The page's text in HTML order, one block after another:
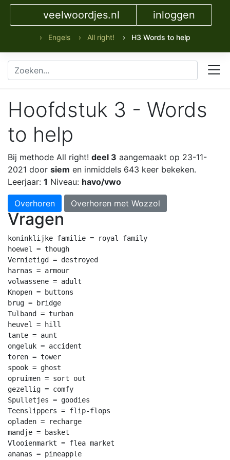
veelwoordjes.nl inloggen
› Engels › All right! › H3 Words to help
Hoofdstuk 3 - Words
to help
Bij methode All right! deel 3 aangemaakt op 23-11-
2021 door siem en inmiddels 643 keer bekeken.
Leerjaar: 1 Niveau: havo/vwo
Overhoren Overhoren met Wozzol
Vragen
koninklijke familie = royal family
hoewel = though
Vernietigd = destroyed
harnas = armour
volwassene = adult
Knopen = buttons
brug = bridge
Tulband = turban
heuvel = hill
tante = aunt
ongeluk = accident
toren = tower
spook = ghost
opruimen = sort out
gezellig = comfy
Spulletjes = goodies
Teenslippers = flip-flops
opladen = recharge
mandje = basket
Vlooienmarkt = flea market
ananas = pineapple